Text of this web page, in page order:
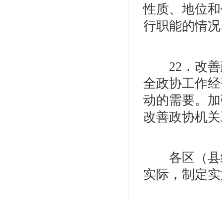
性质、地位
行职能的情
22．改善
全政协工作
动的需要。
改善政协机
各区（县
实际，制定